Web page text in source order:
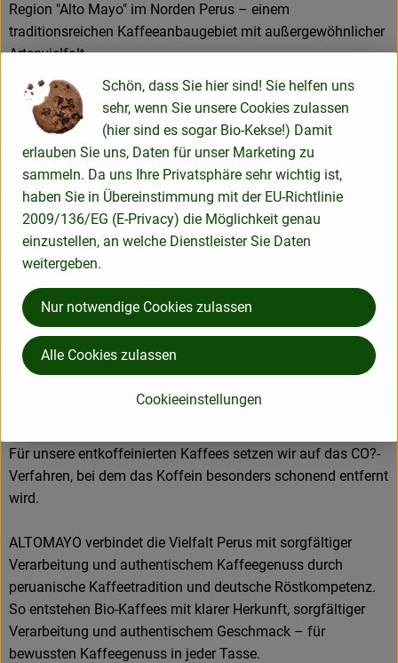
Region "Alto Mayo" im Norden Perus – einem
traditionsreichen Kaffeeanbaugebiet mit außergewöhnlicher
Artenvielfalt.
Der Name steht für unsere enge Verbindung zu unseren
Wurzeln und für unseren hochwertigen Bio-Kaffee aus Peru.
Als Familienunternehmen mit peruanischen Wurzeln und
langjähriger Erfahrung im Kaffeeanbau und -handel arbeiten
wir seit 1998 direkt mit kleinbäuerlichen Bio-
Produzentenfamilien zusammen.
Langfristige Partnerschaften, transparente Lieferketten und
ein respektvoller Umgang bilden die Grundlage unseres
Handelns.
Unsere 100 % Arabica-Bohnen stammen aus kontrolliert
ökologischem Anbau, gedeihen in Mischkulturen sowie
teilweise in Agroforstsystemen und werden im Hochland
Nach dem Direktimport nach Deutschland werden sie in
Für unsere entkoffeinierten Kaffees setzen wir auf das CO?-
Verfahren, bei dem das Koffein besonders schonend entfernt
wird.
ALTOMAYO verbindet die Vielfalt Perus mit sorgfältiger
Verarbeitung und authentischem Kaffeegenuss durch
peruanische Kaffeetradition und deutsche Röstkompetenz.
So entstehen Bio-Kaffees mit klarer Herkunft, sorgfältiger
Verarbeitung und authentischem Geschmack – für
bewussten Kaffeegenuss in jeder Tasse.
Schön, dass Sie hier sind! Sie helfen uns
sehr, wenn Sie unsere Cookies zulassen
(hier sind es sogar Bio-Kekse!) Damit
erlauben Sie uns, Daten für unser Marketing zu
sammeln. Da uns Ihre Privatsphäre sehr wichtig ist,
haben Sie in Übereinstimmung mit der EU-Richtlinie
2009/136/EG (E-Privacy) die Möglichkeit genau
einzustellen, an welche Dienstleister Sie Daten
weitergeben.
Cookieeinstellungen
Nur notwendige Cookies zulassen
Alle Cookies zulassen